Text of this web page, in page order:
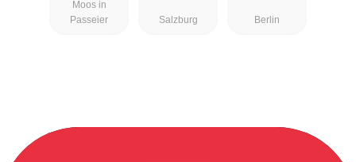
Moos in
Passeier
Salzburg Berlin